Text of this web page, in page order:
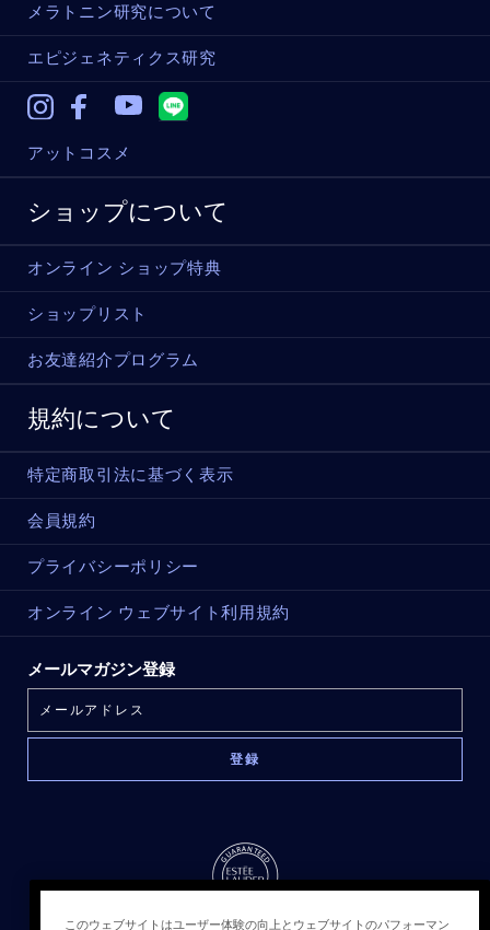
メラトニン研究について
エピジェネティクス研究
InstagramFacebook
アットコスメ
ショップについて
オンライン ショップ特典
ショップリスト
お友達紹介プログラム
規約について
特定商取引法に基づく表示
会員規約
プライバシーポリシー
オンライン ウェブサイト利用規約
メールマガジン登録
このウェブサイトはユーザー体験の向上とウェブサイトのパフォーマン